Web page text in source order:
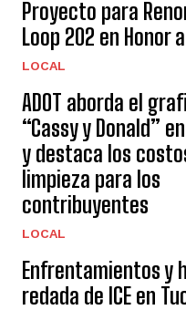
Proyecto para
Loop 202 en Honor
LOCAL
ADOT aborda el
“Cassy y Donald”
y destaca los
limpieza para los
contribuyentes
LOCAL
Enfrentamientos y
redada de ICE en